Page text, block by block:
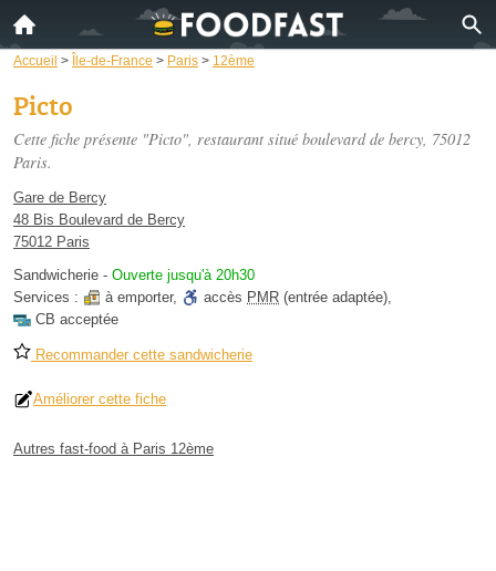
Accueil > Île-de-France > Paris > 12ème
Picto
Cette fiche présente "Picto", restaurant situé boulevard de bercy, 75012
Paris.
Gare de Bercy
48 Bis Boulevard de Bercy
75012 Paris
Sandwicherie - Ouverte jusqu'à 20h30
Services :
à emporter, accès PMR (entrée adaptée),
CB acceptée
Recommander cette sandwicherie
Améliorer cette fiche
Autres fast-food à Paris 12ème